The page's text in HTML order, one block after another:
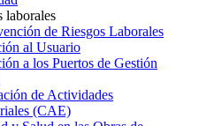
laborales
de Riesgos Laborales
al Usuario
a los Puertos de Gestión
de Actividades
(CAE)